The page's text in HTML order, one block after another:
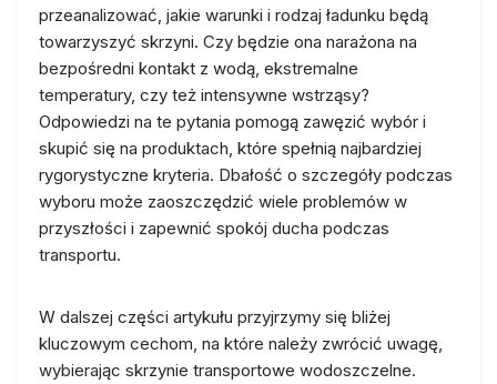
przeanalizować, jakie warunki i rodzaj ładunku będą
towarzyszyć skrzyni. Czy będzie ona narażona na
bezpośredni kontakt z wodą, ekstremalne
temperatury, czy też intensywne wstrząsy?
Odpowiedzi na te pytania pomogą zawęzić wybór i
skupić się na produktach, które spełnią najbardziej
rygorystyczne kryteria. Dbałość o szczegóły podczas
wyboru może zaoszczędzić wiele problemów w
przyszłości i zapewnić spokój ducha podczas
transportu.
W dalszej części artykułu przyjrzymy się bliżej
kluczowym cechom, na które należy zwrócić uwagę,
wybierając skrzynie transportowe wodoszczelne.